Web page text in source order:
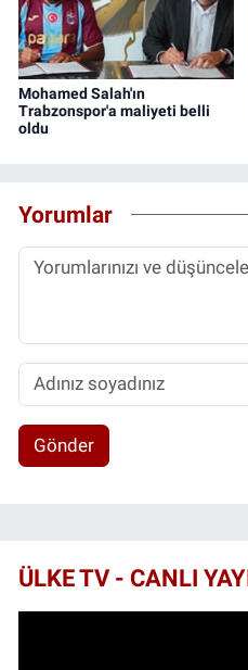
Mohamed Salah'ın
Trabzonspor'a maliyeti belli
oldu
Yorumlar
Gönder
ÜLKE TV - CANLI